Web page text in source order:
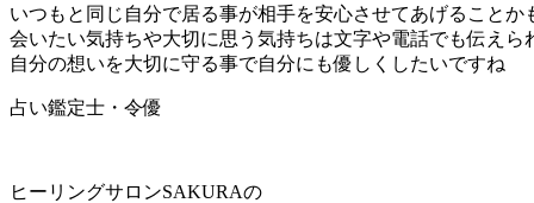
いつもと同じ自分で居る事が相手を安心させてあげることか
会いたい気持ちや大切に思う気持ちは文字や電話でも伝えら
自分の想いを大切に守る事で自分にも優しくしたいですね
占い鑑定士・令優
ヒーリングサロンSAKURAの